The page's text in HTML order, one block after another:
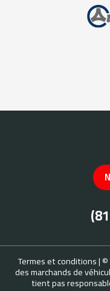
Termes et conditions|
des marchands de
tient pas